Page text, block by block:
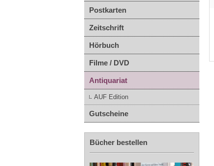
Postkarten
Zeitschrift
Hörbuch
Filme / DVD
Antiquariat
AUF Edition
Gutscheine
Bücher bestellen